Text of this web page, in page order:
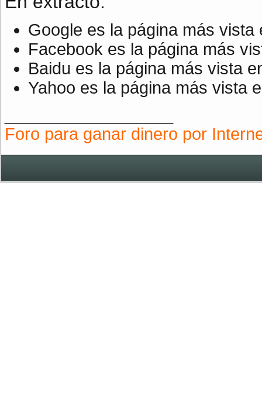
Google es la página más vista
Facebook es la página más
Baidu es la página más vista
Yahoo es la página más vista
Foro para ganar dinero por